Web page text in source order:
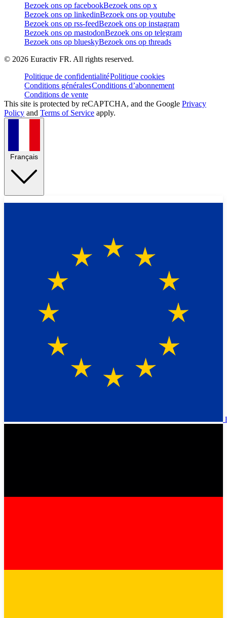
Bezoek ons op facebookBezoek ons op x
Bezoek ons op linkedinBezoek ons op youtube
Bezoek ons op rss-feedBezoek ons op instagram
Bezoek ons op mastodonBezoek ons op telegram
Bezoek ons op blueskyBezoek ons op threads
© 2026 Euractiv FR. All rights reserved.
Politique de confidentialitéPolitique cookies
Conditions généralesConditions d’abonnement
Conditions de vente
This site is protected by reCAPTCHA, and the Google Privacy
Policy and Terms of Service apply.
Français